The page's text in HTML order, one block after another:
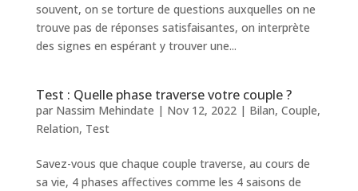
souvent, on se torture de questions auxquelles on ne
trouve pas de réponses satisfaisantes, on interprète
des signes en espérant y trouver une...
Test : Quelle phase traverse votre couple ?
par Nassim Mehindate | Nov 12, 2022| Bilan, Couple,
Relation, Test
Savez-vous que chaque couple traverse, au cours de
sa vie, 4 phases affectives comme les 4 saisons de